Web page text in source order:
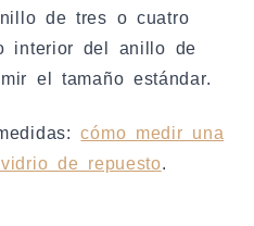
de tres o cuatro
interior del anillo de
el tamaño estándar.
cómo medir una
de repuesto.